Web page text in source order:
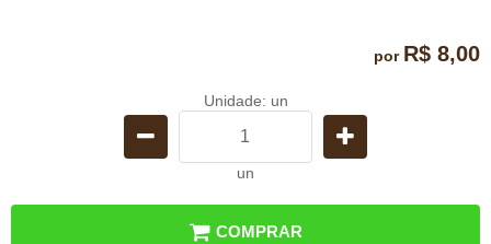
por R$ 8,00
Unidade: un
un
COMPRAR